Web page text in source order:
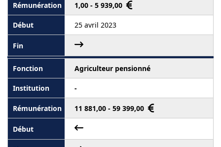
1,00 - 5 939,00
25 avril 2023
Agriculteur pensionné
-
11 881,00 - 59 399,00